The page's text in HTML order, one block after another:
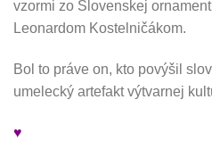
vzormi zo Slovenskej
Leonardom Kostelničákom.
Bol to práve on, kto povýšil
umelecký artefakt výtvarnej
♥